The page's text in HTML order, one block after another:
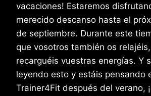
vacaciones! Estaremos
merecido descanso hasta el
de septiembre. Durante este
que vosotros también os
recarguéis vuestras energías. Y
leyendo esto y estáis pensando
Trainer4Fit después del verano,